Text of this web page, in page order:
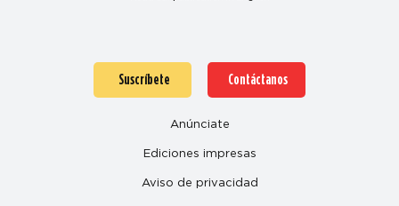
Suscríbete Contáctanos
Anúnciate
Ediciones impresas
Aviso de privacidad